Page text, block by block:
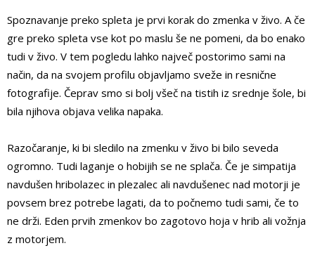
Spoznavanje preko spleta je prvi korak do zmenka v živo. A če
gre preko spleta vse kot po maslu še ne pomeni, da bo enako
tudi v živo. V tem pogledu lahko največ postorimo sami na
način, da na svojem profilu objavljamo sveže in resnične
fotografije. Čeprav smo si bolj všeč na tistih iz srednje šole, bi
bila njihova objava velika napaka.
Razočaranje, ki bi sledilo na zmenku v živo bi bilo seveda
ogromno. Tudi laganje o hobijih se ne splača. Če je simpatija
navdušen hribolazec in plezalec ali navdušenec nad motorji je
povsem brez potrebe lagati, da to počnemo tudi sami, če to
ne drži. Eden prvih zmenkov bo zagotovo hoja v hrib ali vožnja
z motorjem.